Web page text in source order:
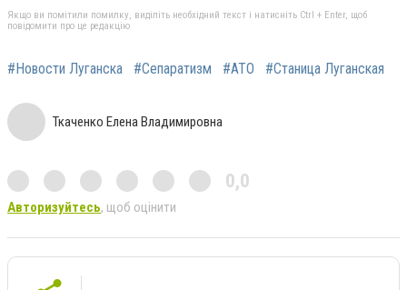
Якщо ви помітили помилку, виділіть необхідний текст і натисніть Ctrl + Enter, щоб
повідомити про це редакцію
#Новости Луганска #Сепаратизм #АТО #Станица Луганская
Ткаченко Елена Владимировна
0,0
Авторизуйтесь, щоб оцінити